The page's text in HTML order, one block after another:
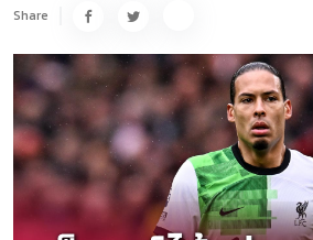
Share